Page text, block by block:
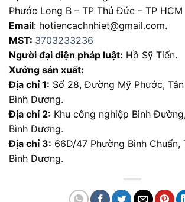
Phước Long B – TP Thủ Đức – TP HCM
Email: hotiencachnhiet@gmail.com.
MST: 3703233236
Người đại diện pháp luật: Hồ Sỹ Tiến.
Xưởng sản xuất:
Địa chỉ 1: Số 28, Đường Mỹ Phước, Tân
Bình Dương.
Địa chỉ 2: Khu công nghiệp Bình
Bình Dương.
Địa chỉ 3: 66D/47 Phường Bình Chuẩn,
Bình Dương.